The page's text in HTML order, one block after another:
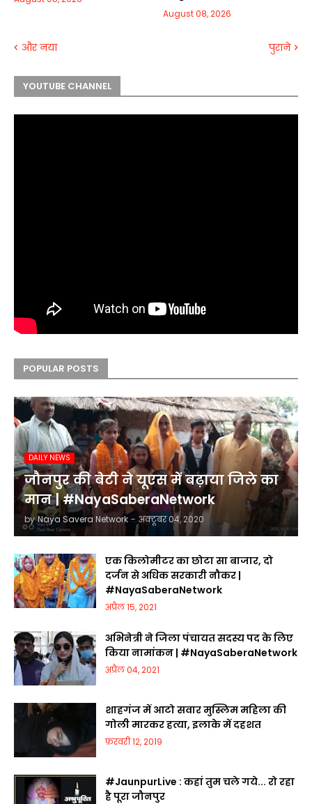
August 08, 2026
और नया पुराने
YOUTUBE CHANNEL
POPULAR POSTS
DAILY NEWS
जौनपुर की बेटी ने यूएस में बढ़ाया जिले का
मान | #NayaSaberaNetwork
by Naya Savera Network - अक्टूबर 04, 2020
एक किलोमीटर का छोटा सा बाजार, दो
दर्जन से अधिक सरकारी नौकर |
#NayaSaberaNetwork
अप्रैल 15, 2021
अभिनेत्री ने जिला पंचायत सदस्य पद के लिए
किया नामांकन | #NayaSaberaNetwork
अप्रैल 04, 2021
शाहगंज में आटो सवार मुस्लिम महिला की
गोली मारकर हत्या, इलाके में दहशत
फ़रवरी 12, 2019
#JaunpurLive : कहां तुम चले गये... रो रहा
है पूरा जौनपुर